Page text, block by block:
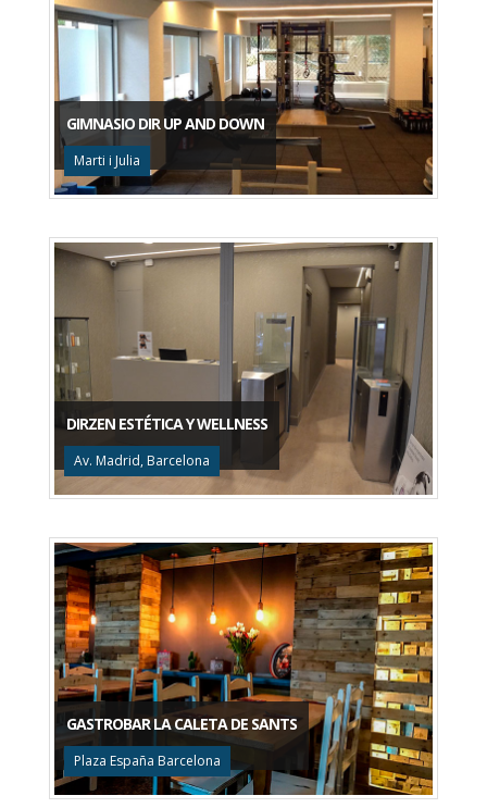
GIMNASIO DIR UP AND DOWN
Marti i Julia
DIRZEN ESTÉTICA Y WELLNESS
Av. Madrid, Barcelona
GASTROBAR LA CALETA DE SANTS
Plaza España Barcelona